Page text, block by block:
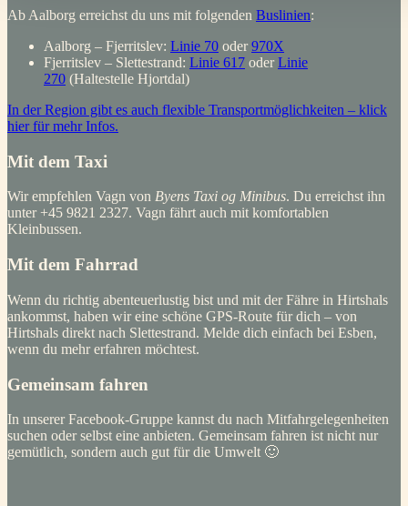
Ab Aalborg erreichst du uns mit folgenden Buslinien:
Aalborg – Fjerritslev: Linie 70 oder970X
Fjerritslev – Slettestrand: Linie 617 oderLinie
270 (Haltestelle Hjortdal)
In der Region gibt es auch flexible Transportmöglichkeiten – klick
hier für mehr Infos.
Mit dem Taxi
Wir empfehlen Vagn von Byens Taxi og Minibus. Du erreichst ihn
unter +45 9821 2327. Vagn fährt auch mit komfortablen
Kleinbussen.
Mit dem Fahrrad
Wenn du richtig abenteuerlustig bist und mit der Fähre in Hirtshals
ankommst, haben wir eine schöne GPS-Route für dich – von
Hirtshals direkt nach Slettestrand. Melde dich einfach bei Esben,
wenn du mehr erfahren möchtest.
Gemeinsam fahren
In unserer Facebook-Gruppe kannst du nach Mitfahrgelegenheiten
suchen oder selbst eine anbieten. Gemeinsam fahren ist nicht nur
gemütlich, sondern auch gut für die Umwelt 🙂